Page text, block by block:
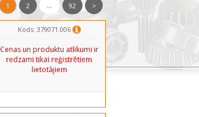
1 2 ... 92 >
Kods: 379071.006
Cenas un produktu atlikumi ir
redzami tikai reģistrētiem
lietotājiem